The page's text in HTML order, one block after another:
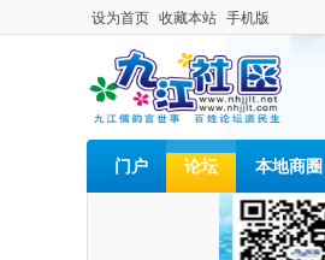
设为首页 收藏本站 手机版
门户 论坛 本地商圈